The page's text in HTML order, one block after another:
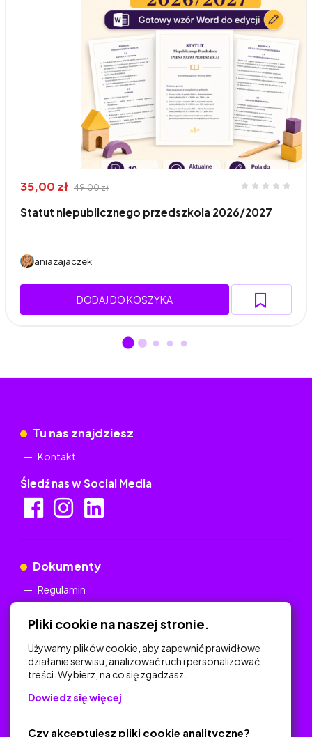
35,00 zł 49,00 zł
Statut niepublicznego przedszkola 2026/2027
aniazajaczek
DODAJ DO KOSZYKA
Tu nas znajdziesz
Kontakt
Śledź nas w Social Media
Dokumenty
Regulamin
Na skróty
Polityka Prywatności
Regulamin
Pliki cookie na naszej stronie.
Używamy plików cookie, aby zapewnić prawidłowe
działanie serwisu, analizować ruch i personalizować
treści. Wybierz, na co się zgadzasz.
Dowiedz się więcej
Czy akceptujesz pliki cookie analityczne?